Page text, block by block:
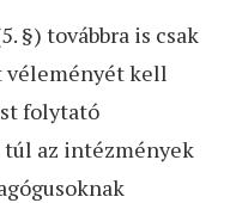
§) továbbra is csak
véleményét kell
folytató
az intézmények